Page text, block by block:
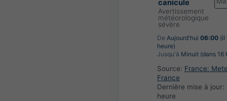
canicule
Avertissement
météorologique
sévère
De Aujourd'hui 06:00 (il
heure)
Jusqu'à Minuit (dans 16
Source: France:
France
Dernière mise à jour:
heure